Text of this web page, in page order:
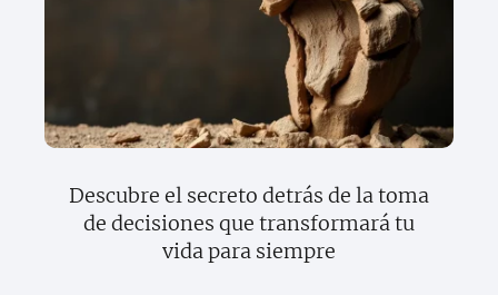
Descubre el secreto detrás de la toma
de decisiones que transformará tu
vida para siempre